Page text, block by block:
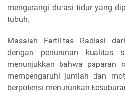
mengurangi durasi tidur yang
tubuh.
Masalah Fertilitas Radiasi
dengan penurunan kualitas
menunjukkan bahwa paparan
mempengaruhi jumlah dan
berpotensi menurunkan